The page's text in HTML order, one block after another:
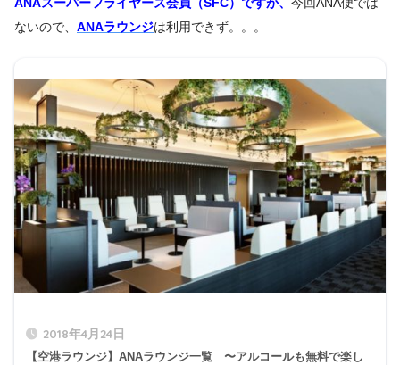
ないので、 ANAラウンジは利用できず。。。
2018年4月24日
【空港ラウンジ】ANAラウンジ一覧 〜アルコールも無料で楽し